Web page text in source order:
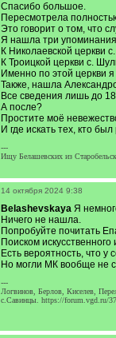
Спасибо большое.
Пересмотрела
Это говорит о том, что
Я нашла три
К Николаевской церкви
К Троицкой церкви с.
Именно по этой церкви
Также, нашла
Все сведения лишь до
А после?
Простите моё
И где искать тех, кто
---
Ищу Белашевских из
14 октября 2024 9:38
BelashevskayaЯ
Ничего не нашла.
Попробуйте почитать
Поиском
Есть вероятность, что у
Но могли МК вообще не
---
Логвинов, Берлов, Киселев,
с.Савинцы. https://forum.vgd.ru/